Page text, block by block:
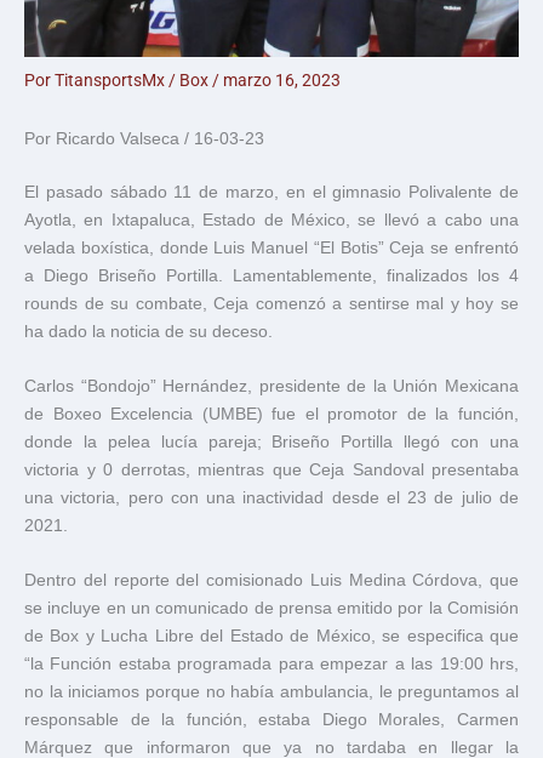
PorTitansportsMx / Box / marzo 16, 2023
Por Ricardo Valseca / 16-03-23
El pasado sábado 11 de marzo, en el gimnasio Polivalente de
Ayotla, en Ixtapaluca, Estado de México, se llevó a cabo una
velada boxística, donde Luis Manuel “El Botis” Ceja se enfrentó
a Diego Briseño Portilla. Lamentablemente, finalizados los 4
rounds de su combate, Ceja comenzó a sentirse mal y hoy se
ha dado la noticia de su deceso.
Carlos “Bondojo” Hernández, presidente de la Unión Mexicana
de Boxeo Excelencia (UMBE) fue el promotor de la función,
donde la pelea lucía pareja; Briseño Portilla llegó con una
victoria y 0 derrotas, mientras que Ceja Sandoval presentaba
una victoria, pero con una inactividad desde el 23 de julio de
2021.
Dentro del reporte del comisionado Luis Medina Córdova, que
se incluye en un comunicado de prensa emitido por la Comisión
de Box y Lucha Libre del Estado de México, se especifica que
“la Función estaba programada para empezar a las 19:00 hrs,
no la iniciamos porque no había ambulancia, le preguntamos al
responsable de la función, estaba Diego Morales, Carmen
Márquez que informaron que ya no tardaba en llegar la